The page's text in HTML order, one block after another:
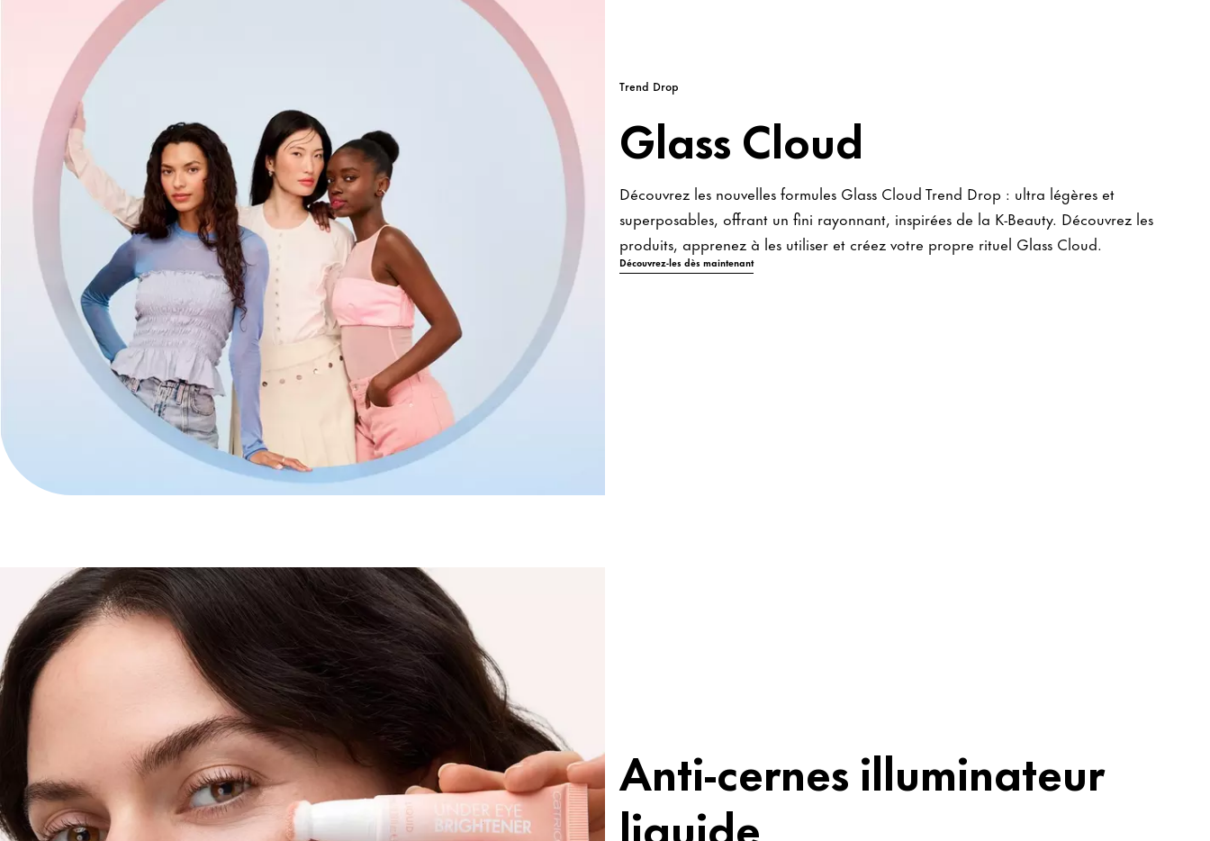
Trend Drop
Glass Cloud
Découvrez les nouvelles formules Glass Cloud Trend Drop : ultra légères et
superposables, offrant un fini rayonnant, inspirées de la K-Beauty. Découvrez les
produits, apprenez à les utiliser et créez votre propre rituel Glass Cloud.
Découvrez-les dès maintenant
Anti-cernes illuminateur
liquide